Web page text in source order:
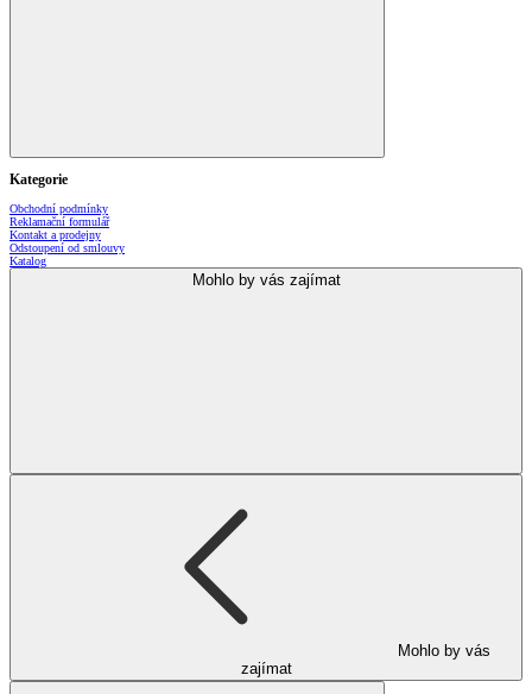
Kategorie
Obchodní podmínky
Reklamační formulář
Kontakt a prodejny
Odstoupení od smlouvy
Katalog
Mohlo by vás zajímat
Mohlo by vás
zajímat